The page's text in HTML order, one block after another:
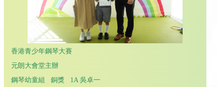
香港青少年鋼琴大賽
元朗大會堂主辦
鋼琴幼童組 銅獎 1A 吳卓一